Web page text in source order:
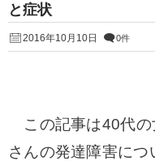
と症状
2016年10月10日 0件
この記事は40代の
さんの発達障害につ